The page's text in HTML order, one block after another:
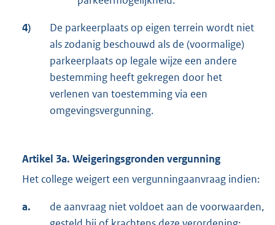
4)
De parkeerplaats op eigen terrein wordt niet
als zodanig beschouwd als de (voormalige)
parkeerplaats op legale wijze een andere
bestemming heeft gekregen door het
verlenen van toestemming via een
omgevingsvergunning.
Artikel 3a. Weigeringsgronden vergunning
Het college weigert een vergunningaanvraag indien:
a.
de aanvraag niet voldoet aan de voorwaarden,